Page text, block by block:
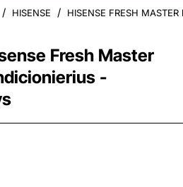
Fresh Master
-
HISENSE HISENSE FRESH